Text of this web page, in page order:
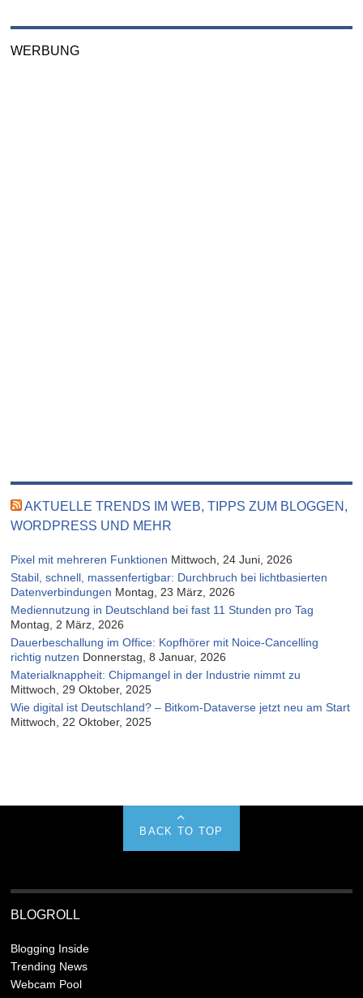
WERBUNG
AKTUELLE TRENDS IM WEB, TIPPS ZUM BLOGGEN,
WORDPRESS UND MEHR
Pixel mit mehreren Funktionen Mittwoch, 24 Juni, 2026
Stabil, schnell, massenfertigbar: Durchbruch bei lichtbasierten
Datenverbindungen Montag, 23 März, 2026
Mediennutzung in Deutschland bei fast 11 Stunden pro Tag
Montag, 2 März, 2026
Dauerbeschallung im Office: Kopfhörer mit Noice-Cancelling
richtig nutzen Donnerstag, 8 Januar, 2026
Materialknappheit: Chipmangel in der Industrie nimmt zu
Mittwoch, 29 Oktober, 2025
Wie digital ist Deutschland? – Bitkom-Dataverse jetzt neu am Start
Mittwoch, 22 Oktober, 2025
BACK TO TOP
BLOGROLL
Blogging Inside
Trending News
Webcam Pool